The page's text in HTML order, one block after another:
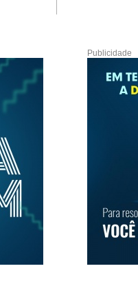
Publicidade